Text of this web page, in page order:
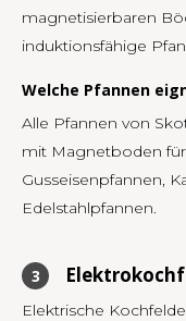
magnetisierbaren
induktionsfähige
Welche Pfannen
Alle Pfannen von
mit Magnetboden
Gusseisenpfannen,
Edelstahlpfannen.
Elektrische